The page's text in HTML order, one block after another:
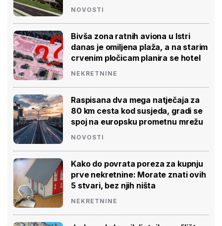
NOVOSTI
Bivša zona ratnih aviona u Istri
danas je omiljena plaža, a na starim
crvenim pločicam planira se hotel
NEKRETNINE
Raspisana dva mega natječaja za
80 km cesta kod susjeda, gradi se
spoj na europsku prometnu mrežu
NOVOSTI
Kako do povrata poreza za kupnju
prve nekretnine: Morate znati ovih
5 stvari, bez njih ništa
NEKRETNINE